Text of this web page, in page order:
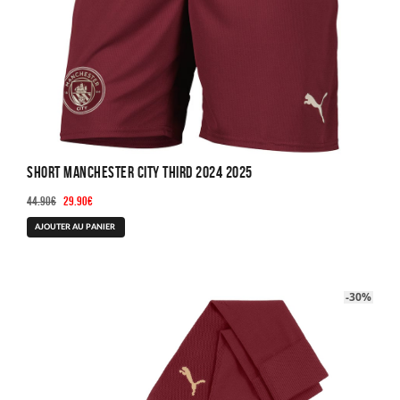
Short Manchester City Third 2024 2025
44.90€ Le
prix
initial
29.90€Le
prix
actuel
AJOUTER AU PANIER
choisies
-30%